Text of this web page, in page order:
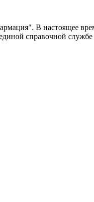
В настоящее
справочной